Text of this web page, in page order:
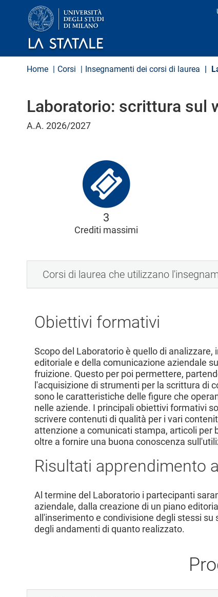
Home Corsi Insegnamenti dei corsi di laurea
Laboratorio: scrittura sul
A.A. 2026/2027
3
Crediti massimi
Corsi di laurea che utilizzano
Obiettivi formativi
Scopo del Laboratorio è quello di
editoriale e della comunicazione aziendale
fruizione. Questo per poi permettere,
l'acquisizione di strumenti per la scrittura di
sono le caratteristiche delle figure che
nelle aziende. I principali obiettivi formativi
scrivere contenuti di qualità per i vari
attenzione a comunicati stampa, articoli per
oltre a fornire una buona conoscenza
Risultati apprendimento
Al termine del Laboratorio i partecipanti
aziendale, dalla creazione di un piano
all'inserimento e condivisione degli stessi
degli andamenti di quanto realizzato.